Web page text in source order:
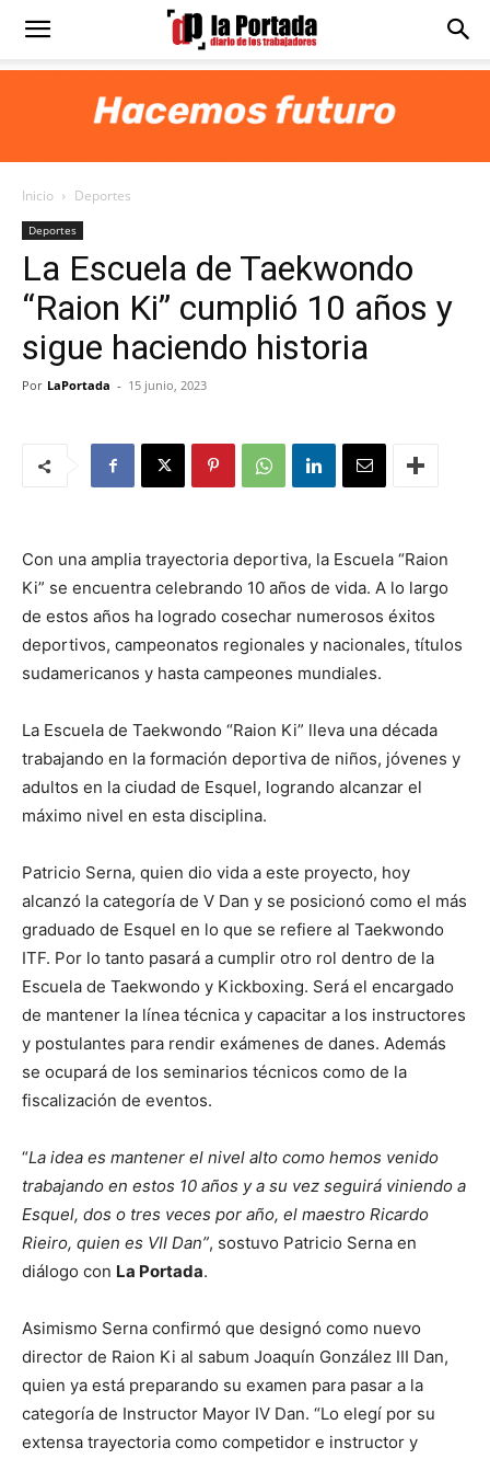
Diario
Portada
Inicio Deportes
Deportes
La Escuela de Taekwondo
“Raion Ki” cumplió 10 años y
sigue haciendo historia
Por LaPortada - 15 junio, 2023
Con una amplia trayectoria deportiva, la Escuela “Raion
Ki” se encuentra celebrando 10 años de vida. A lo largo
de estos años ha logrado cosechar numerosos éxitos
deportivos, campeonatos regionales y nacionales, títulos
sudamericanos y hasta campeones mundiales.
La Escuela de Taekwondo “Raion Ki” lleva una década
trabajando en la formación deportiva de niños, jóvenes y
adultos en la ciudad de Esquel, logrando alcanzar el
máximo nivel en esta disciplina.
Patricio Serna, quien dio vida a este proyecto, hoy
alcanzó la categoría de V Dan y se posicionó como el más
graduado de Esquel en lo que se refiere al Taekwondo
ITF. Por lo tanto pasará a cumplir otro rol dentro de la
Escuela de Taekwondo y Kickboxing. Será el encargado
de mantener la línea técnica y capacitar a los instructores
y postulantes para rendir exámenes de danes. Además
se ocupará de los seminarios técnicos como de la
fiscalización de eventos.
“La idea es mantener el nivel alto como hemos venido
trabajando en estos 10 años y a su vez seguirá viniendo a
Esquel, dos o tres veces por año, el maestro Ricardo
Rieiro, quien es VII Dan”, sostuvo Patricio Serna en
diálogo con La Portada.
Asimismo Serna confirmó que designó como nuevo
director de Raion Ki al sabum Joaquín González III Dan,
quien ya está preparando su examen para pasar a la
categoría de Instructor Mayor IV Dan. “Lo elegí por su
extensa trayectoria como competidor e instructor y